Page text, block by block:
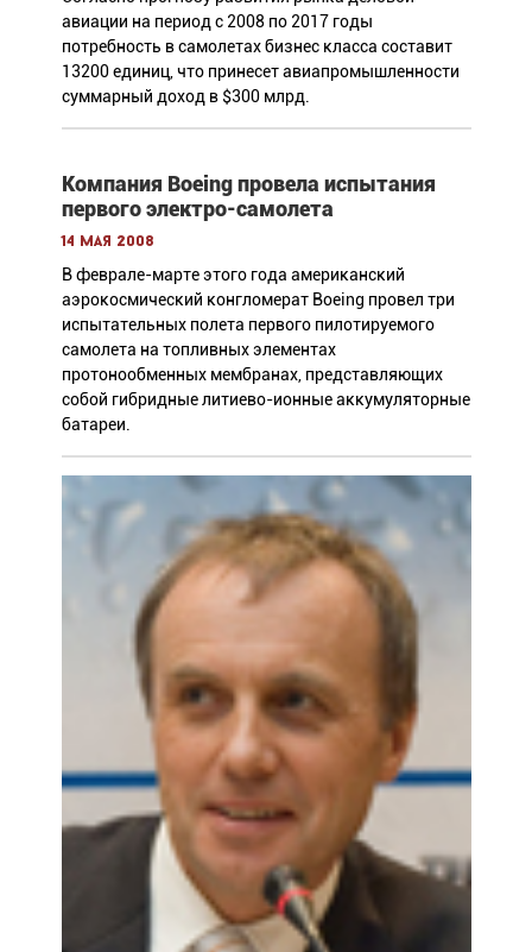
авиации на период с 2008 по 2017 годы
потребность в самолетах бизнес класса составит
13200 единиц, что принесет авиапромышленности
суммарный доход в $300 млрд.
Компания Boeing провела испытания
первого электро-самолета
14 мая 2008
В феврале-марте этого года американский
аэрокосмический конгломерат Boeing провел три
испытательных полета первого пилотируемого
самолета на топливных элементах
протонообменных мембранах, представляющих
собой гибридные литиево-ионные аккумуляторные
батареи.